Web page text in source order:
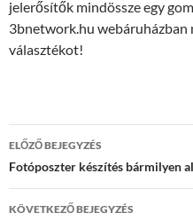
jelerősítők mindössze egy
3bnetwork.hu
választékot!
Bejegyzés
navigáció
ELŐZŐ BEJEGYZÉS
Fotóposzter készítés bármilyen
KÖVETKEZŐ BEJEGYZÉS